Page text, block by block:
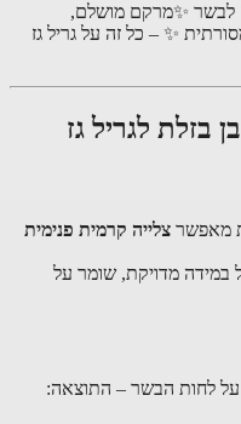
לבשר ✨מרקם מושלם,
✨ – כל זה על גריל גז
בזלת לגריל גז
מאפשר צלייה קרמית פנימית
מדויקת, שומר על
על לחות הבשר – התוצאה: